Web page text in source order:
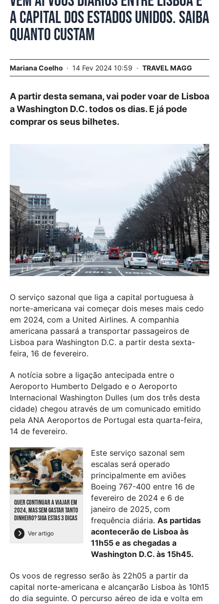
a capital dos Estados Unidos. Saiba
quanto custam
Mariana Coelho 14 Fev 2024 10:59 TRAVEL MAGG
A partir desta semana, vai poder voar de Lisboa
a Washington D.C. todos os dias. E já pode
comprar os seus bilhetes.
O serviço sazonal que liga a capital portuguesa à
norte-americana vai começar dois meses mais cedo
em 2024, com a United Airlines. A companhia
americana passará a transportar passageiros de
Lisboa para Washington D.C. a partir desta sexta-
feira, 16 de fevereiro.
A notícia sobre a ligação antecipada entre o
Aeroporto Humberto Delgado e o Aeroporto
Internacional Washington Dulles (um dos três desta
cidade) chegou através de um comunicado emitido
pela ANA Aeroportos de Portugal esta quarta-feira,
14 de fevereiro.
QUER CONTINUAR A VIAJAR EM
2024, MAS SEM GASTAR TANTO
DINHEIRO? SIGA ESTAS 3 DICAS
Ver artigo
Este serviço sazonal sem
escalas será operado
principalmente em aviões
Boeing 767-400 entre 16 de
fevereiro de 2024 e 6 de
janeiro de 2025, com
frequência diária. As partidas
acontecerão de Lisboa às
11h55 e as chegadas a
Washington D.C. às 15h45.
Os voos de regresso serão às 22h05 a partir da
capital norte-americana e alcançarão Lisboa às 10h15
do dia seguinte. O percurso aéreo de ida e volta em